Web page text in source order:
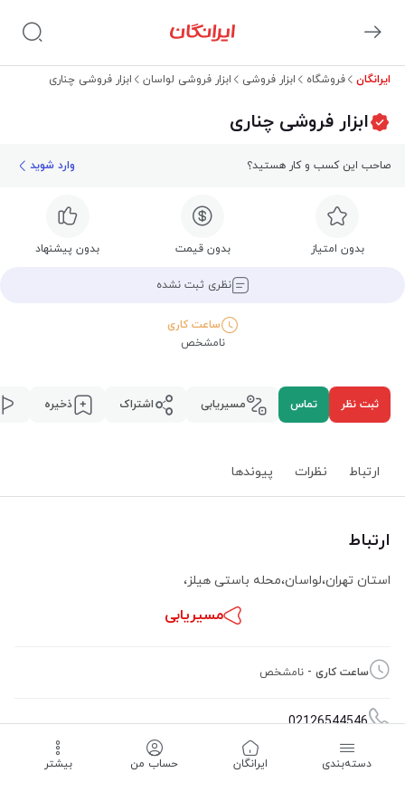
ایرانگان فروشگاه ابزار فروشی ابزار فروشی لواسان ابزار فروشی چناری
ابزار فروشی چناری
صاحب این کسب و کار هستید؟ وارد شوید
بدون امتیاز بدون قیمت بدون پیشنهاد
نظری ثبت نشده
ساعت کاری
نامشخص
ثبت نظر تماس مسیریابی اشتراک ذخیره
ارتباط نظرات پیوند‌ها
ارتباط
استان تهران،لواسان،محله باستی هیلز،
مسیریابی
ساعت کاری - نامشخص
02126544546
دسته‌بندی ‌ایرانگان حساب من بیشتر